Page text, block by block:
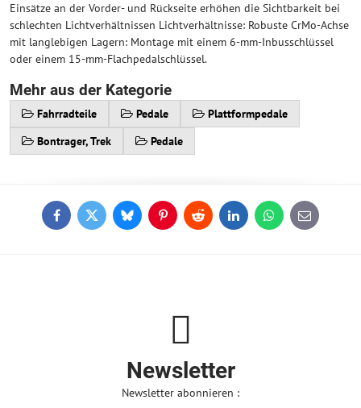
Einsätze an der Vorder- und Rückseite erhöhen die Sichtbarkeit bei
schlechten Lichtverhältnissen Lichtverhältnisse: Robuste CrMo-Achse
mit langlebigen Lagern: Montage mit einem 6-mm-Inbusschlüssel
oder einem 15-mm-Flachpedalschlüssel.
Mehr aus der Kategorie
Fahrradteile Pedale
Plattformpedale
Bontrager, Trek
Pedale
FacebookTwitterBlueskyPinterestReddit LinkedInWhatsApp
E-
mail
Newsletter
Newsletter abonnieren :